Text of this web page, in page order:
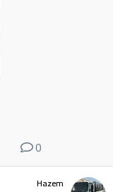
0
Hazem